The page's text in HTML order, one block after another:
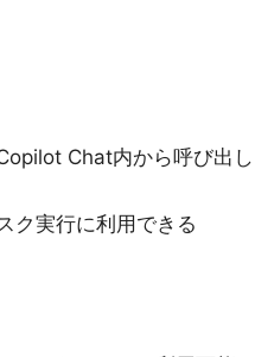
Chat内から呼び出し
ク実行に利用できる